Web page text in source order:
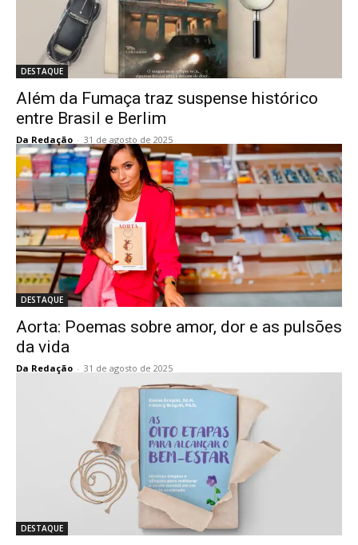
DESTAQUE
Além da Fumaça traz suspense histórico
entre Brasil e Berlim
Da Redação - 31 de agosto de 2025
DESTAQUE
Aorta: Poemas sobre amor, dor e as pulsões
da vida
Da Redação - 31 de agosto de 2025
DESTAQUE